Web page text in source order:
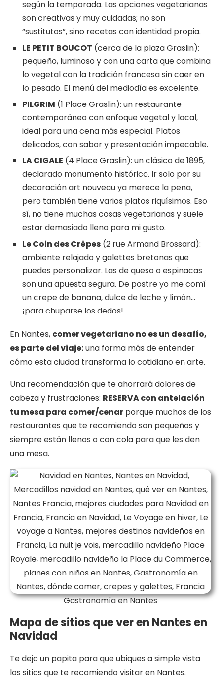
según la temporada. Las opciones vegetarianas
son creativas y muy cuidadas; no son
“sustitutos”, sino recetas con identidad propia.
LE PETIT BOUCOT (cerca de la plaza Graslin):
pequeño, luminoso y con una carta que combina
lo vegetal con la tradición francesa sin caer en
lo pesado. El menú del mediodía es excelente.
PILGRIM (1 Place Graslin): un restaurante
contemporáneo con enfoque vegetal y local,
ideal para una cena más especial. Platos
delicados, con sabor y presentación impecable.
LA CIGALE (4 Place Graslin): un clásico de 1895,
declarado monumento histórico. Ir solo por su
decoración art nouveau ya merece la pena,
pero también tiene varios platos riquísimos. Eso
sí, no tiene muchas cosas vegetarianas y suele
estar demasiado lleno para mi gusto.
Le Coin des Crêpes (2 rue Armand Brossard):
ambiente relajado y galettes bretonas que
puedes personalizar. Las de queso o espinacas
son una apuesta segura. De postre yo me comí
un crepe de banana, dulce de leche y limón…
¡para chuparse los dedos!
En Nantes, comer vegetariano no es un desafío,
es parte del viaje:una forma más de entender
cómo esta ciudad transforma lo cotidiano en arte.
Una recomendación que te ahorrará dolores de
cabeza y frustraciones: RESERVA con antelación
tu mesa para comer/cenar porque muchos de los
restaurantes que te recomiendo son pequeños y
siempre están llenos o con cola para que les den
una mesa.
Gastronomía en Nantes
Mapa de sitios que ver en Nantes en
Navidad
Te dejo un papita para que ubiques a simple vista
los sitios que te recomiendo visitar en Nantes.